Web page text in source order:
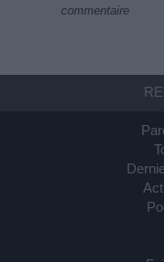
commentaire